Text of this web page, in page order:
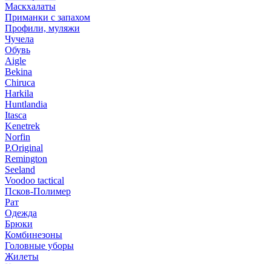
Маскхалаты
Приманки с запахом
Профили, муляжи
Чучела
Обувь
Aigle
Bekina
Chiruсa
Harkila
Huntlandia
Itasca
Kenetrek
Norfin
P.Original
Remington
Seeland
Voodoo tactical
Псков-Полимер
Рат
Одежда
Брюки
Комбинезоны
Головные уборы
Жилеты